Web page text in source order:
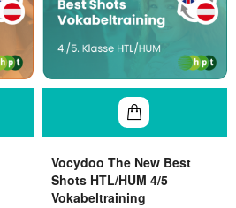
Vocydoo The New Best
Shots HTL/HUM 4/5
Vokabeltraining